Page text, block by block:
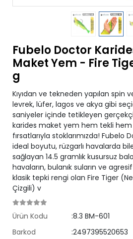
Fubelo Doctor
Maket Yem - Fire
g
Kıyıdan ve tekneden yapılan spin
levrek, lüfer, lagos ve akya gibi
saniyeler içinde tetikleyen
karides maket yem hem tekli hem
fırsatlarıyla stoklarımızda! Fubelo
ideal boyutu, rüzgarlı havalarda
sağlayan 14.5 gramlık kusursuz
havaların, bulanık suların ve agresif
klasik tepki rengi olan Fire Tiger
Çizgili) v
Ürün Kodu
:8.3 BM-601
Barkod
:2497395520653